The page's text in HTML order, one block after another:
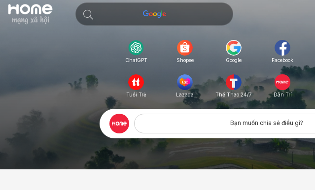
ChatGPT Shopee Google Facebook
Tuổi Trẻ Lazada Thể Thao 24/7 Dân Trí
Bạn muốn chia sẻ điều gì?